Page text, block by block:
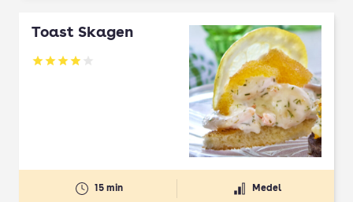
Toast Skagen
Betyg: 3.96 av 5
15 min Medel